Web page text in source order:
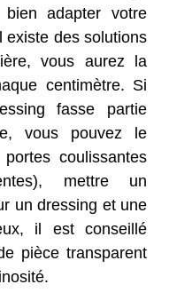
adapter votre
existe des solutions
vous aurez la
centimètre. Si
fasse partie
vous pouvez le
coulissantes
mettre un
un dressing et une
il est conseillé
pièce transparent